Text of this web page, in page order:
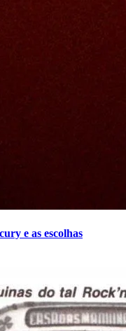
e as escolhas